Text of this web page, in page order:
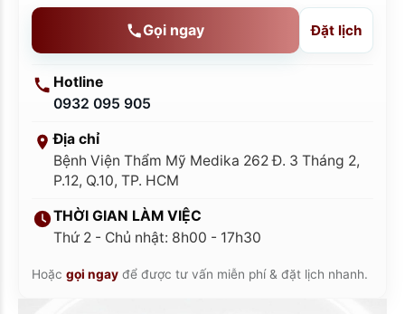
Gọi ngay Đặt lịch
Hotline
0932 095 905
Địa chỉ
Bệnh Viện Thẩm Mỹ Medika 262 Đ. 3 Tháng 2,
P.12, Q.10, TP. HCM
THỜI GIAN LÀM VIỆC
Thứ 2 - Chủ nhật: 8h00 - 17h30
Hoặc gọi ngay để được tư vấn miễn phí & đặt lịch nhanh.